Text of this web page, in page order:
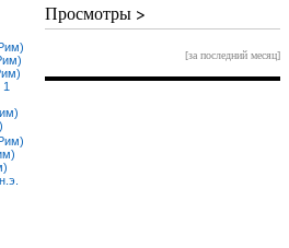
Просмотры >
[за последний месяц]